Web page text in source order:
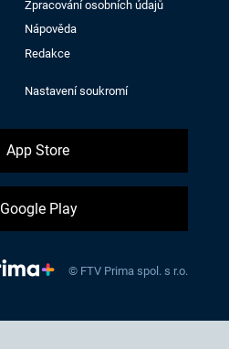
Zpracování osobních údajů
Nápověda
Redakce
Nastavení soukromí
App Store
Google Play
© FTV Prima spol. s r.o.